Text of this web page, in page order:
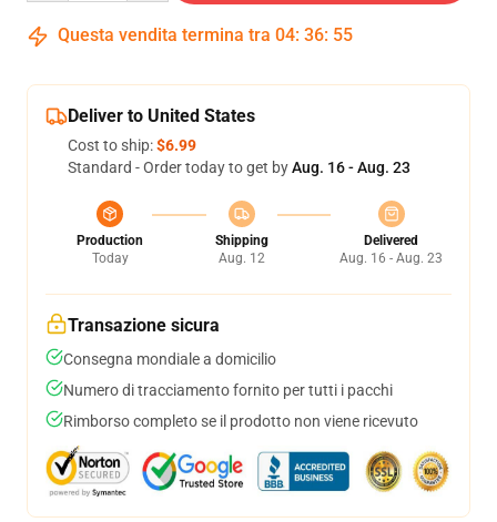
Questa vendita termina tra 04: 36: 54
Deliver to United States
Cost to ship:$6.99
Standard - Order today to get byAug. 16 - Aug. 23
Production
Today
Shipping
Aug. 12
Delivered
Aug. 16 - Aug. 23
Transazione sicura
Consegna mondiale a domicilio
Numero di tracciamento fornito per tutti i pacchi
Rimborso completo se il prodotto non viene ricevuto